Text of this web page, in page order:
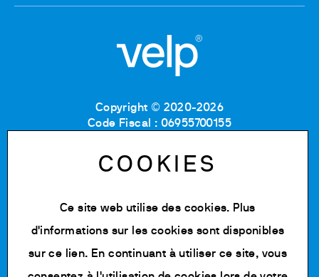
Copyright © 2020-2026
Code Fiscal : 06955700155
MB Registre du commerce et des sociétés :
06955700155
Capital social : 500 000,00 € e.v.
Politique de confidentialité
Cookie Policy
Conditions d'utilisation
COOKIES
Ce site web utilise des cookies. Plus
d'informations sur les cookies sont disponibles
surce lien. En continuant à utiliser ce site, vous